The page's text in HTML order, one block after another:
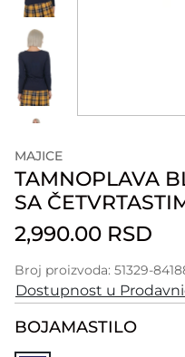
MAJICE
TAMNOPLAVA
SA
2,990.00 RSD
Broj proizvoda: 51329-
Dostupnost u
BOJAMASTILO